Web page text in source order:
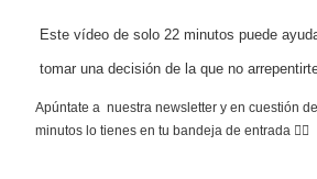
Este vídeo de solo 22 minutos puede
tomar una decisión de la que no
Apúntate a nuestra newsletter y en cuestión de
minutos lo tienes en tu bandeja de entrada 👇🏻